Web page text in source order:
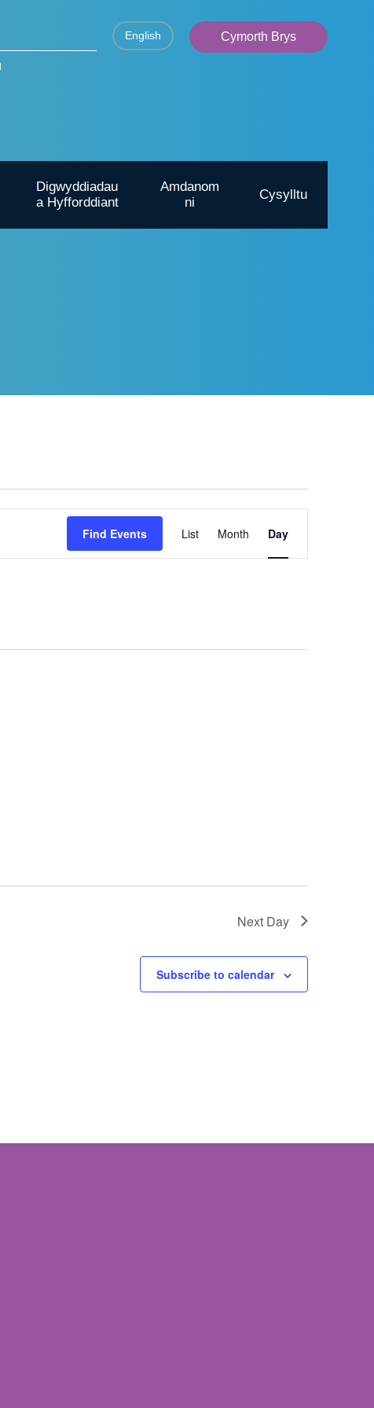
English Cymorth Brys
Digwyddiadau
a Hyfforddiant
Amdanom
ni
Cysylltu
Find Events
Views
List Month Day
Next Day
Subscribe to calendar